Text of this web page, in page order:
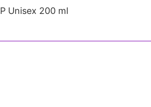
Unisex 200 ml